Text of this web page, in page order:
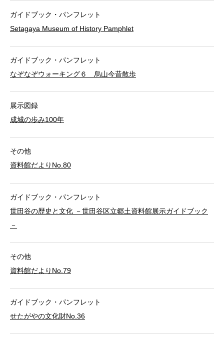
ガイドブック・パンフレット
Setagaya Museum of History Pamphlet
ガイドブック・パンフレット
なぞなぞウォーキング６ 烏山今昔散歩
展示図録
成城の歩み100年
その他
資料館だよりNo.80
ガイドブック・パンフレット
世田谷の歴史と文化 －世田谷区立郷土資料館展示ガイドブック
－
その他
資料館だよりNo.79
ガイドブック・パンフレット
せたがやの文化財No.36